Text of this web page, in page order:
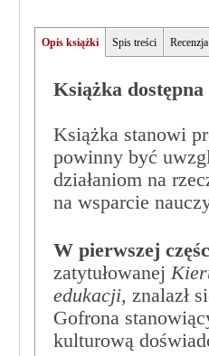
Opis książki Spis treści Recenzja
Książka
Książka stanowi
powinny być
działaniom na
na wsparcie
W pierwszej
zatytułowanej
edukacji, znalazł
Gofrona
kulturową